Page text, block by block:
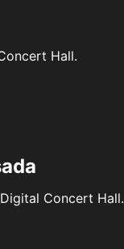
Hall.
Concert Hall.